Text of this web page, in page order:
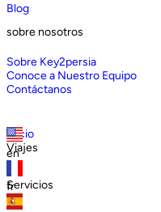
Blog
sobre nosotros
Sobre Key2persia
Conoce a Nuestro Equipo
Contáctanos
Inicio
Viajes
Servicios
en
fr